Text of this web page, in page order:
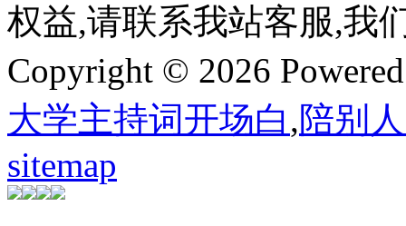
权益,请联系我站客服,我
Copyright © 2026
大学主持词开场白 ,陪别
sitemap